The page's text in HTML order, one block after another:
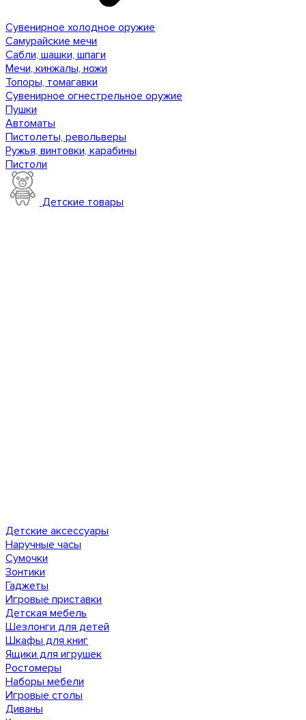
Сувенирное холодное оружие
Самурайские мечи
Сабли, шашки, шпаги
Мечи, кинжалы, ножи
Топоры, томагавки
Сувенирное огнестрельное оружие
Пушки
Автоматы
Пистолеты, револьверы
Ружья, винтовки, карабины
Пистоли
Детские товары
Детские аксессуары
Наручные часы
Сумочки
Зонтики
Гаджеты
Игровые приставки
Детская мебель
Шезлонги для детей
Шкафы для книг
Ящики для игрушек
Ростомеры
Наборы мебели
Игровые столы
Диваны